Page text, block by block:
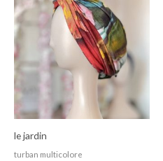
le jardin
turban multicolore